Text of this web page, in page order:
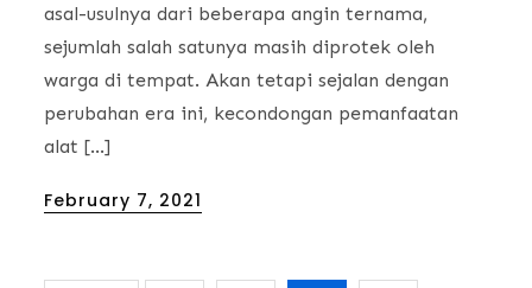
asal-usulnya dari beberapa angin ternama,
sejumlah salah satunya masih diprotek oleh
warga di tempat. Akan tetapi sejalan dengan
perubahan era ini, kecondongan pemanfaatan
alat […]
Posted
February 7, 2021